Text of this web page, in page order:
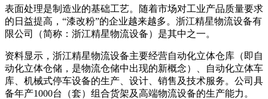
表面处理是制造业的基础工艺。随着市场对工业产品质量要求
的日益提高，“漆改粉”的企业越来越多。浙江精星物流设备有
限公司（简称：浙江精星物流设备）是其中之一。
资料显示，浙江精星物流设备主要经营自动化立体仓库（即自
动化立体仓储，是物流仓储中出现的新概念）、自动化立体车
库、机械式停车设备的生产、设计、销售及技术服务。公司具
备年产1000台（套）组合货架及高端物流设备的生产能力。